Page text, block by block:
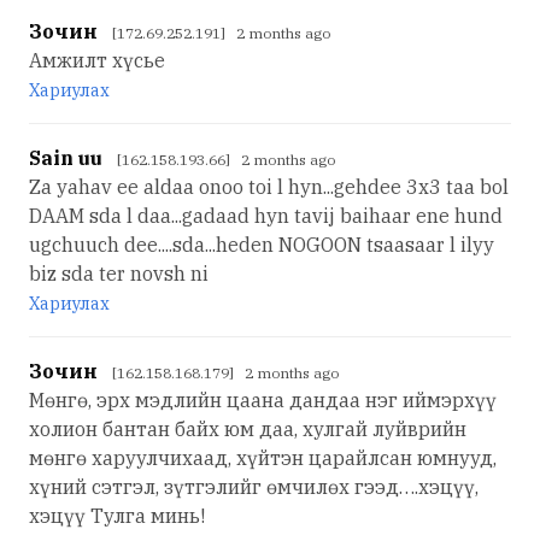
Зочин [172.69.252.191] 2 months ago
Амжилт хүсье
Хариулах
Sain uu [162.158.193.66] 2 months ago
Za yahav ee aldaa onoo toi l hyn...gehdee 3x3 taa bol
DAAM sda l daa...gadaad hyn tavij baihaar ene hund
ugchuuch dee....sda...heden NOGOON tsaasaar l ilyy
biz sda ter novsh ni
Хариулах
Зочин [162.158.168.179] 2 months ago
Мөнгө, эрх мэдлийн цаана дандаа нэг иймэрхүү
холион бантан байх юм даа, хулгай луйврийн
мөнгө харуулчихаад, хүйтэн царайлсан юмнууд,
хүний сэтгэл, зүтгэлийг өмчилөх гээд….хэцүү,
хэцүү Тулга минь!